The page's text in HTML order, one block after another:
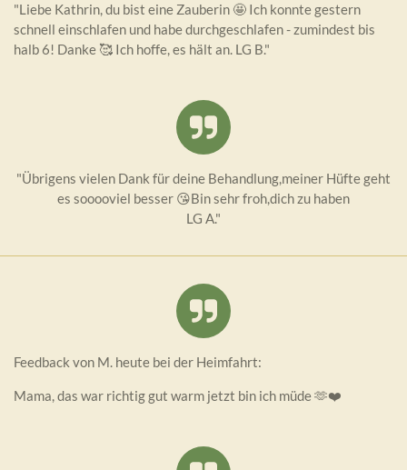
"Liebe Kathrin, du bist eine Zauberin 🤩 Ich konnte gestern
schnell einschlafen und habe durchgeschlafen - zumindest bis
halb 6! Danke 🥰 Ich hoffe, es hält an. LG B."
"Übrigens vielen Dank für deine Behandlung,meiner Hüfte geht
es sooooviel besser 😘Bin sehr froh,dich zu haben
LG A."
Feedback von M. heute bei der Heimfahrt:
Mama, das war richtig gut warm jetzt bin ich müde 🫶❤️